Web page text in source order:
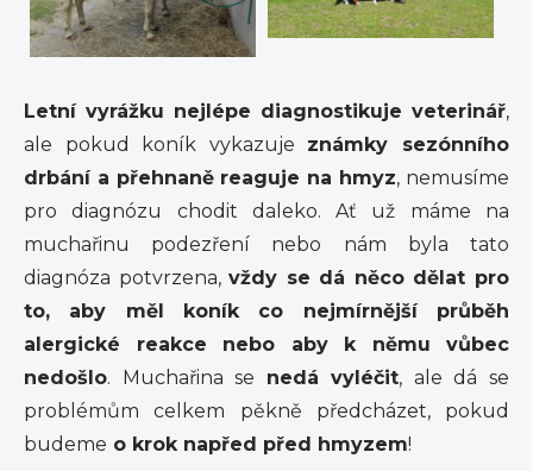
Letní vyrážku nejlépe diagnostikuje veterinář,
ale pokud koník vykazuje známky sezónního
drbání a přehnaně reaguje na hmyz, nemusíme
pro diagnózu chodit daleko. Ať už máme na
muchařinu podezření nebo nám byla tato
diagnóza potvrzena,vždy se dá něco dělat pro
to, aby měl koník co nejmírnější průběh
alergické reakce nebo aby k němu vůbec
nedošlo. Muchařina se nedá vyléčit, ale dá se
problémům celkem pěkně předcházet, pokud
budeme o krok napřed před hmyzem!